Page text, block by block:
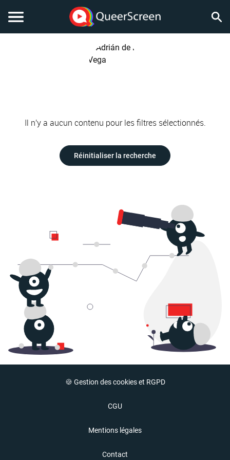
Il n'y a aucun contenu pour les filtres sélectionnés.
Réinitialiser la recherche
🍪 Gestion des cookies et RGPD
CGU
Mentions légales
Contact